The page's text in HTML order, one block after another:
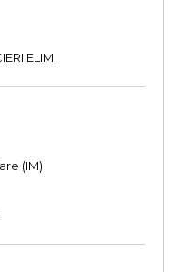
ELIMI
(IM)